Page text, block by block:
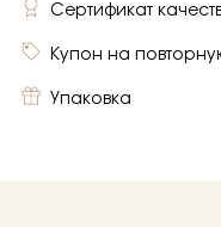
Сертификат
Купон на
Упаковка